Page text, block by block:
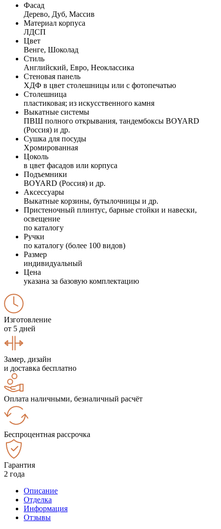
Фасад
Дерево, Дуб, Массив
Материал корпуса
ЛДСП
Цвет
Венге, Шоколад
Стиль
Английский, Евро, Неоклассика
Стеновая панель
ХДФ в цвет столешницы или с фотопечатью
Столешница
пластиковая; из искусственного камня
Выкатные системы
ПВШ полного открывания, тандембоксы BOYARD
(Россия) и др.
Сушка для посуды
Хромированная
Цоколь
в цвет фасадов или корпуса
Подъемники
BOYARD (Россия) и др.
Аксессуары
Выкатные корзины, бутылочницы и др.
Пристеночный плинтус, барные стойки и навески,
освещение
по каталогу
Ручки
по каталогу (более 100 видов)
Размер
индивидуальный
Цена
указана за базовую комплектацию
Изготовление
от 5 дней
Замер, дизайн
и доставка бесплатно
Оплата наличными, безналичный расчёт
Беспроцентная рассрочка
Гарантия
2 года
Описание
Отделка
Информация
Отзывы